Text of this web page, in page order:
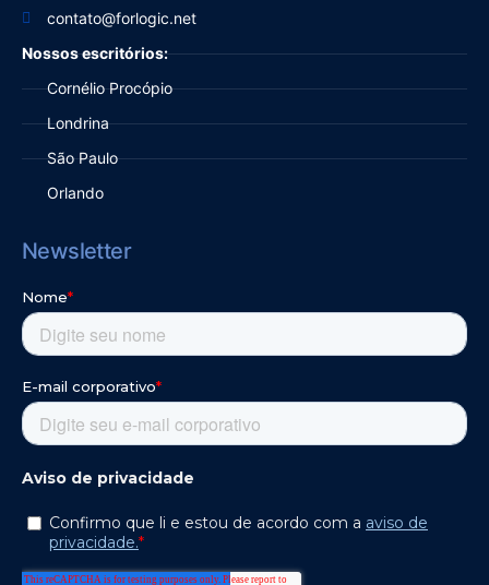
contato@forlogic.net
Nossos escritórios:
Cornélio Procópio
Londrina
São Paulo
Orlando
Newsletter